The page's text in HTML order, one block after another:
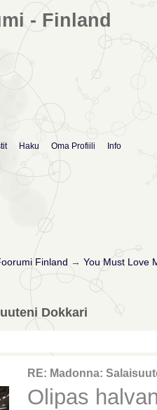
- Finland
Haku Oma Profiili Info
Finland → You Must Love
Dokkari
RE: Madonna:
Olipas